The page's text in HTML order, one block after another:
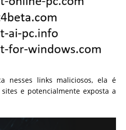
nesses links maliciosos, ela é
e potencialmente exposta a